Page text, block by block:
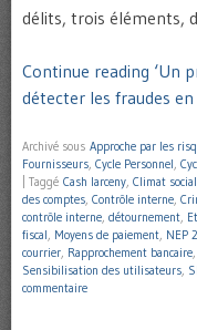
délits, trois éléments,
Continue reading ‘Un
détecter les fraudes en
Archivé sous Approche par les
Fournisseurs, Cycle Personnel,
Taggé Cash larceny, Climat social
des comptes, Contrôle interne,
contrôle interne, détournement,
fiscal, Moyens de paiement, NEP
courrier, Rapprochement bancaire,
Sensibilisation des utilisateurs,
commentaire